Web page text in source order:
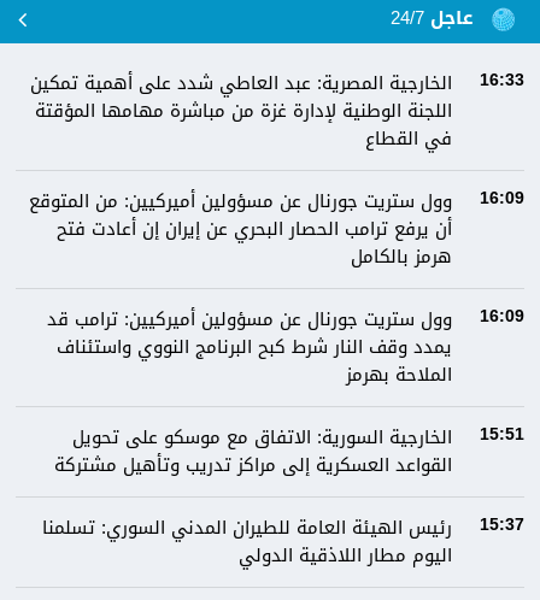
عاجل 24/7
16:33
الخارجية المصرية: عبد العاطي شدد على أهمية تمكين
اللجنة الوطنية لإدارة غزة من مباشرة مهامها المؤقتة
في القطاع
16:09
وول ستريت جورنال عن مسؤولين أميركيين: من المتوقع
أن يرفع ترامب الحصار البحري عن إيران إن أعادت فتح
هرمز بالكامل
16:09
وول ستريت جورنال عن مسؤولين أميركيين: ترامب قد
يمدد وقف النار شرط كبح البرنامج النووي واستئناف
الملاحة بهرمز
15:51
الخارجية السورية: الاتفاق مع موسكو على تحويل
القواعد العسكرية إلى مراكز تدريب وتأهيل مشتركة
15:37
رئيس الهيئة العامة للطيران المدني السوري: تسلمنا
اليوم مطار اللاذقية الدولي